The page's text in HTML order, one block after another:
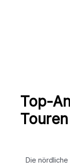
Top-
Die